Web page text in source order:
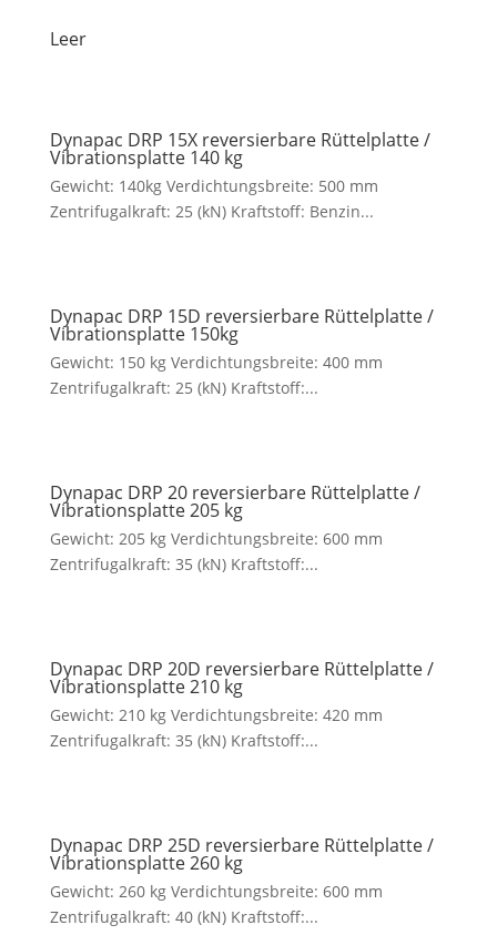
Leer
Dynapac DRP 15X reversierbare Rüttelplatte /
Vibrationsplatte 140 kg
Gewicht: 140kg Verdichtungsbreite: 500 mm
Zentrifugalkraft: 25 (kN) Kraftstoff: Benzin...
Dynapac DRP 15D reversierbare Rüttelplatte /
Vibrationsplatte 150kg
Gewicht: 150 kg Verdichtungsbreite: 400 mm
Zentrifugalkraft: 25 (kN) Kraftstoff:...
Dynapac DRP 20 reversierbare Rüttelplatte /
Vibrationsplatte 205 kg
Gewicht: 205 kg Verdichtungsbreite: 600 mm
Zentrifugalkraft: 35 (kN) Kraftstoff:...
Dynapac DRP 20D reversierbare Rüttelplatte /
Vibrationsplatte 210 kg
Gewicht: 210 kg Verdichtungsbreite: 420 mm
Zentrifugalkraft: 35 (kN) Kraftstoff:...
Dynapac DRP 25D reversierbare Rüttelplatte /
Vibrationsplatte 260 kg
Gewicht: 260 kg Verdichtungsbreite: 600 mm
Zentrifugalkraft: 40 (kN) Kraftstoff:...